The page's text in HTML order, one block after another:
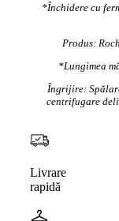
*Închidere cu
Produs:
*Lungimea
Îngrijire:
centrifugare
Livrare
rapidă